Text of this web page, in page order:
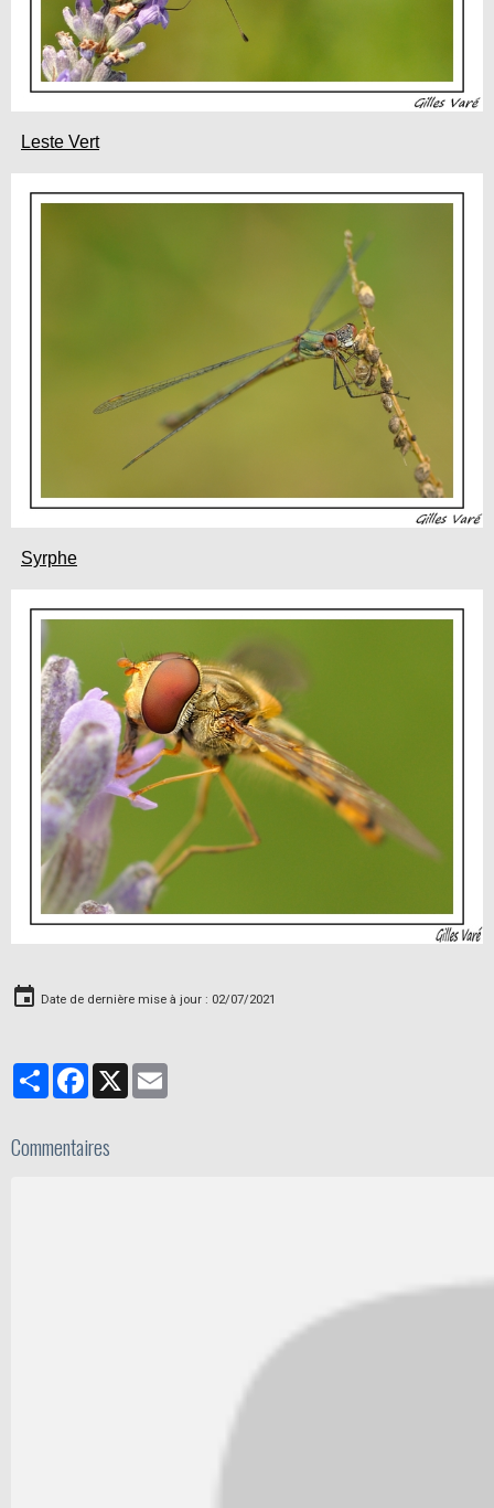
Leste Vert
Syrphe
Date de dernière mise à jour : 02/07/2021
PartagerFacebook
Commentaires